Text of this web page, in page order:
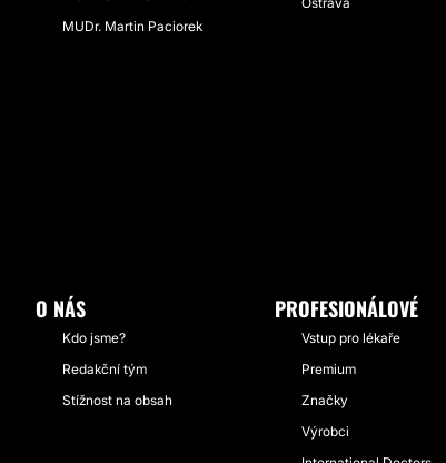
MUDr. Martin Paciorek
O NÁS
Kdo jsme?
Redakční tým
Stížnost na obsah
PROFESIONÁLOVÉ
Vstup pro lékaře
Premium
Značky
Výrobci